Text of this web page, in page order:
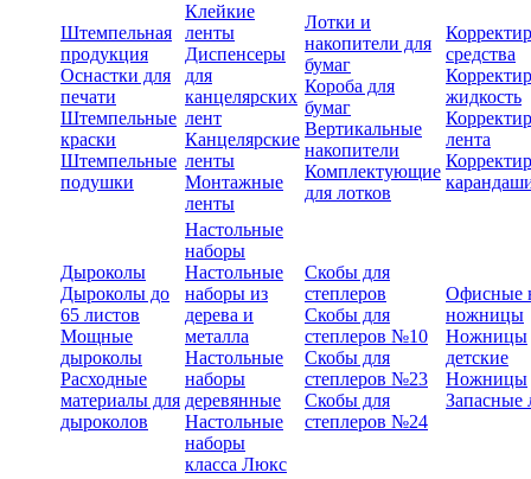
Штемпельная
продукция
Оснастки для
печати
Штемпельные
краски
Штемпельные
подушки
Клейкие
ленты
Диспенсеры
для
канцелярских
лент
Канцелярские
ленты
Монтажные
ленты
Лотки и
накопители для
бумаг
Короба для
бумаг
Вертикальные
накопители
Комплектующие
для лотков
средства
жидкость
лента
Дыроколы
Дыроколы до
65 листов
Мощные
дыроколы
Расходные
материалы для
дыроколов
Настольные
наборы
Настольные
наборы из
дерева и
металла
Настольные
наборы
деревянные
Настольные
наборы
класса Люкс
Скобы для
степлеров
Скобы для
степлеров №10
Скобы для
степлеров №23
Скобы для
степлеров №24
Офисные
ножницы
Ножницы
детские
Ножницы
Запасные